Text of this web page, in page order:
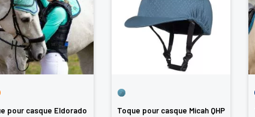
pour casque Eldorado
Toque pour casque Micah QHP